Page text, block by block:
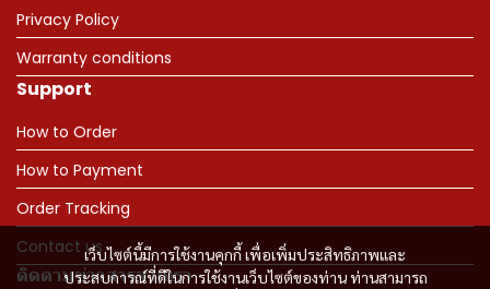
เว็บไซต์นี้มีการใช้งานคุกกี้ เพื่อเพิ่มประสิทธิภาพและ
ประสบการณ์ที่ดีในการใช้งานเว็บไซต์ของท่าน ท่านสามารถ
Privacy Policy
Warranty conditions
Support
How to Order
How to Payment
Order Tracking
Contact us
ติดตามข่าวสารจากเรา